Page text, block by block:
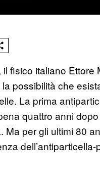
il fisico italiano
possibilità che
La prima
quattro anni
Ma per gli ultimi 80